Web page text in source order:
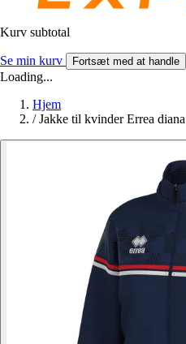
Kurv subtotal
Se min kurv Fortsæt med at handle
Loading...
Hjem
/ Jakke til kvinder Errea diana